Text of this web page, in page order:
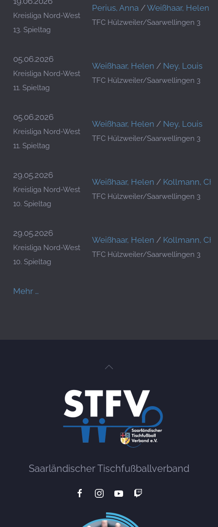
Kreisliga Nord-West
13. Spieltag
Perius, Anna /Weißhaar, Helen
TFC Hülzweiler/Saarwellingen 3
05.06.2026
Kreisliga Nord-West
11. Spieltag
Weißhaar, Helen / Ney, Louis
TFC Hülzweiler/Saarwellingen 3
05.06.2026
Kreisliga Nord-West
11. Spieltag
Weißhaar, Helen / Ney, Louis
TFC Hülzweiler/Saarwellingen 3
29.05.2026
Kreisliga Nord-West
10. Spieltag
Weißhaar, Helen / Kollmann,
TFC Hülzweiler/Saarwellingen 3
29.05.2026
Kreisliga Nord-West
10. Spieltag
Weißhaar, Helen / Kollmann,
TFC Hülzweiler/Saarwellingen 3
Mehr …
Saarländischer Tischfußballverband